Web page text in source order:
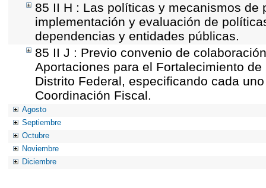
85 II H : Las políticas y mecanismos
implementación y evaluación de
dependencias y entidades públicas.
85 II J : Previo convenio de
Aportaciones para el Fortalecimiento
Distrito Federal, especificando cada
Coordinación Fiscal.
Agosto
Septiembre
Octubre
Noviembre
Diciembre